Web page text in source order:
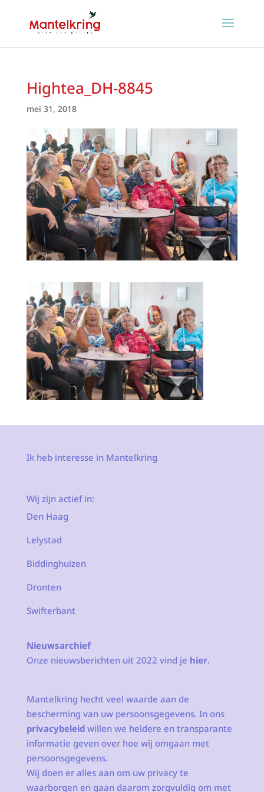
Hightea_DH-8845
mei 31, 2018
Ik heb interesse in Mantelkring
Wij zijn actief in:
Den Haag
Lelystad
Biddinghuizen
Dronten
Swifterbant
Nieuwsarchief
Onze nieuwsberichten uit 2022 vind je hier.
Mantelkring hecht veel waarde aan de
bescherming van uw persoonsgegevens. In ons
privacybeleidwillen we heldere en transparante
informatie geven over hoe wij omgaan met
persoonsgegevens.
Wij doen er alles aan om uw privacy te
waarborgen en gaan daarom zorgvuldig om met